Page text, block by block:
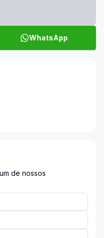
WhatsApp
de nossos